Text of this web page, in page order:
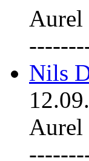
Aurel
Nils
Aurel